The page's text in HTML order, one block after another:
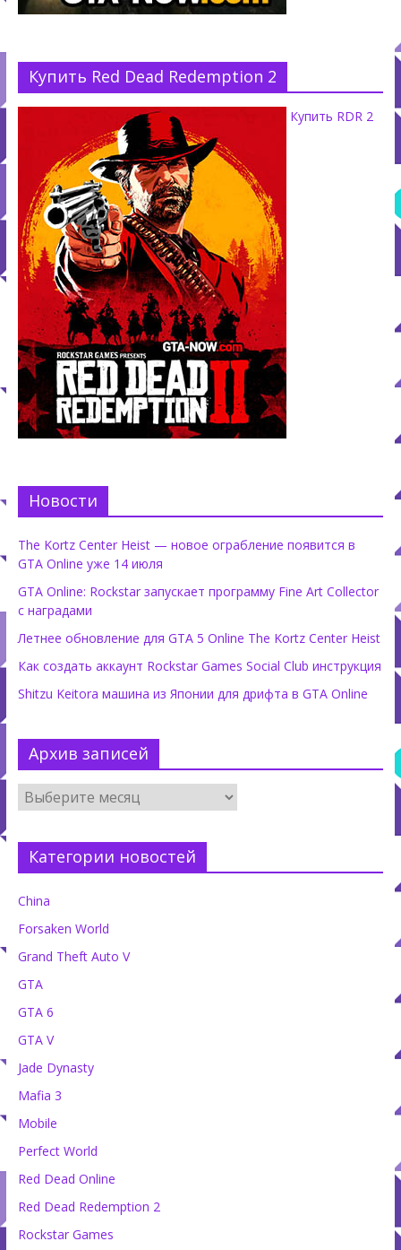
Купить Red Dead Redemption 2
Купить RDR 2
Новости
The Kortz Center Heist — новое ограбление появится в
GTA Online уже 14 июля
GTA Online: Rockstar запускает программу Fine Art Collector
с наградами
Летнее обновление для GTA 5 Online The Kortz Center Heist
Как создать аккаунт Rockstar Games Social Club инструкция
Shitzu Keitora машина из Японии для дрифта в GTA Online
Архив записей
Категории новостей
China
Forsaken World
Grand Theft Auto V
GTA
GTA 6
GTA V
Jade Dynasty
Mafia 3
Mobile
Perfect World
Red Dead Online
Red Dead Redemption 2
Rockstar Games